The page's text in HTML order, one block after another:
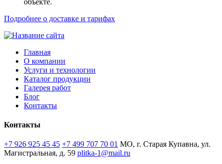
Подробнее о доставке и тарифах
Главная
О компании
Услуги и технологии
Каталог продукции
Галерея работ
Блог
Контакты
Контакты
+7 926 925 45 45 +7 499 707 70 01 МО, г. Старая Купавна, ул.
Магистральная, д. 59 plitka-1@mail.ru